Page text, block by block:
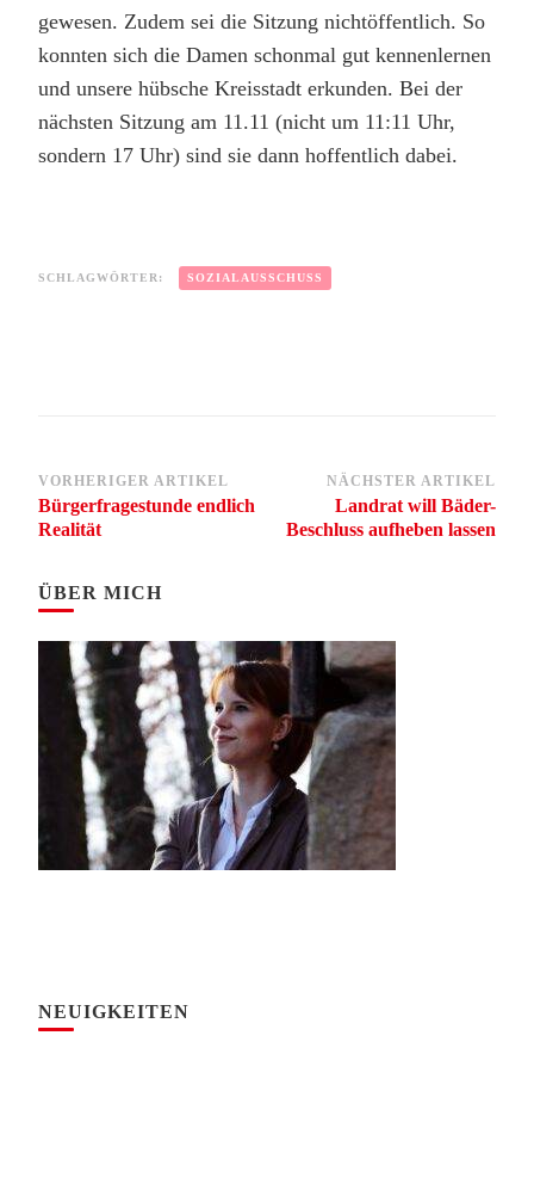
gewesen. Zudem sei die Sitzung nichtöffentlich. So
konnten sich die Damen schonmal gut kennenlernen
und unsere hübsche Kreisstadt erkunden. Bei der
nächsten Sitzung am 11.11 (nicht um 11:11 Uhr,
sondern 17 Uhr) sind sie dann hoffentlich dabei.
SCHLAGWÖRTER: SOZIALAUSSCHUSS
Beitragsnavigation
VORHERIGER ARTIKEL
Bürgerfragestunde endlich
Realität
NÄCHSTER ARTIKEL
Landrat will Bäder-
Beschluss aufheben lassen
ÜBER MICH
NEUIGKEITEN